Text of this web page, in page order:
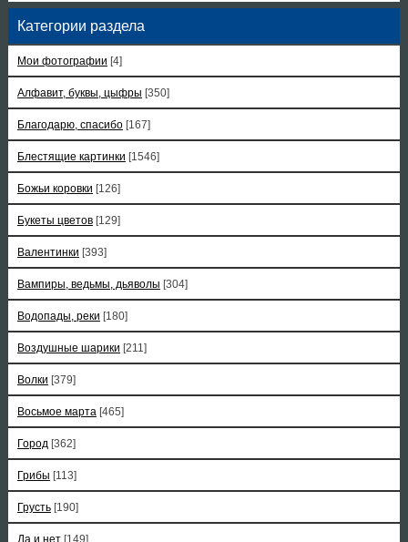
Категории раздела
Мои фотографии [4]
Алфавит, буквы, цыфры [350]
Благодарю, спасибо [167]
Блестящие картинки [1546]
Божьи коровки [126]
Букеты цветов [129]
Валентинки [393]
Вампиры, ведьмы, дьяволы [304]
Водопады, реки [180]
Воздушные шарики [211]
Волки [379]
Восьмое марта [465]
Город [362]
Грибы [113]
Грусть [190]
Да и нет [149]